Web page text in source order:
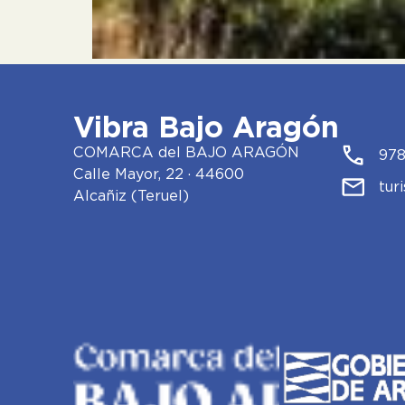
Vibra Bajo Aragón
COMARCA del BAJO ARAGÓN
Calle Mayor, 22 · 44600
Alcañiz (Teruel)